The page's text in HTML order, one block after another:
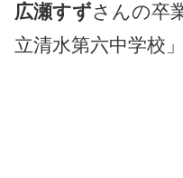
広瀬すずさんの卒
立清水第六中学校